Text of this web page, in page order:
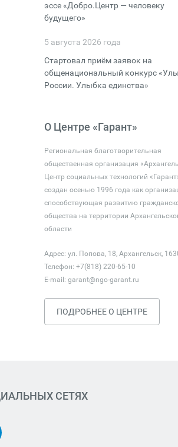
эссе «Добро.Центр — человеку
будущего»
5 августа 2026 года
Стартовал приём заявок на
общенациональный конкурс
России. Улыбка единства»
О Центре «Гарант»
Региональная благотворительная
общественная организация
Центр социальных технологий
создан осенью 1996 года как
способствующая развитию
общества на территории
области
Адрес: ул. Попова, 18, Архангельск,
Телефон: +7(818) 220-65-10
E-mail: garant@ngo-garant.ru
ПОДРОБНЕЕ О ЦЕНТРЕ
СЕТЯХ